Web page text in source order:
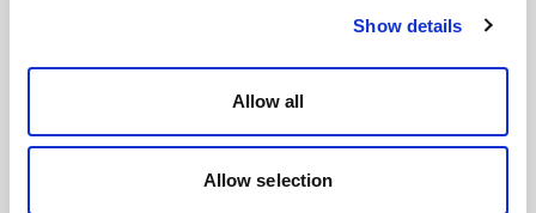
Show details
Allow all
Allow selection